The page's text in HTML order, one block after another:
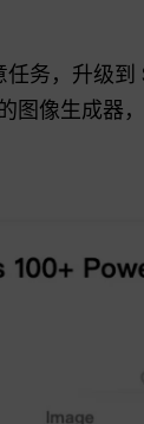
务，升级
图像生成器